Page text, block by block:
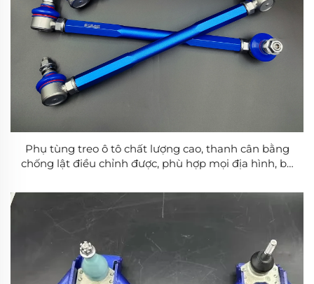
Phụ tùng treo ô tô chất lượng cao, thanh cân bằng
chống lật điều chỉnh được, phù hợp mọi địa hình, bộ